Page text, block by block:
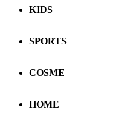
KIDS
SPORTS
COSME
HOME